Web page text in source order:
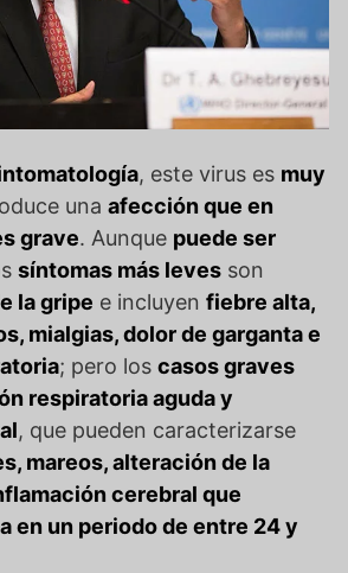
, este virus es muy
una afección que en
grave. Aunque puede ser
síntomas más leves son
la gripe e incluyen fiebre alta,
mialgias, dolor de garganta e
; pero los casos graves
respiratoria aguda y
, que pueden caracterizarse
mareos, alteración de la
cerebral que
en un periodo de entre 24 y